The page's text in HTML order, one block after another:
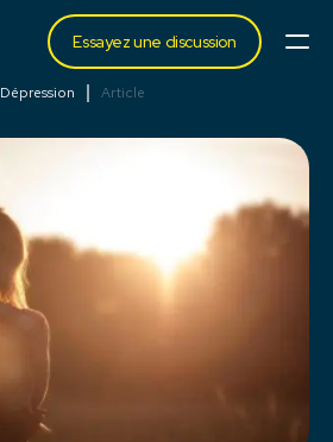
Essayez une discussion
Dépression Article